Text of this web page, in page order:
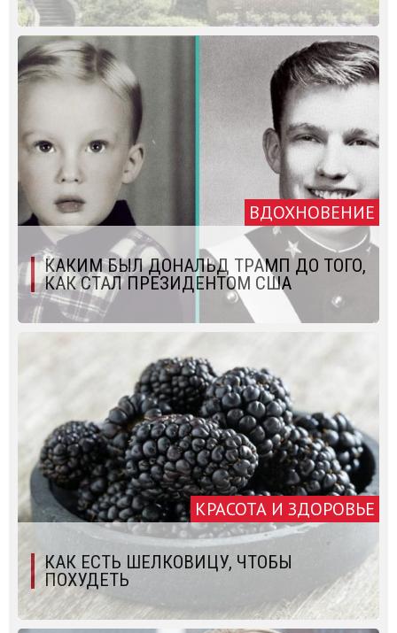
ВДОХНОВЕНИЕ
КАКИМ БЫЛ ДОНАЛЬД ТРАМП ДО ТОГО,
КАК СТАЛ ПРЕЗИДЕНТОМ США
КРАСОТА И ЗДОРОВЬЕ
КАК ЕСТЬ ШЕЛКОВИЦУ, ЧТОБЫ
ПОХУДЕТЬ